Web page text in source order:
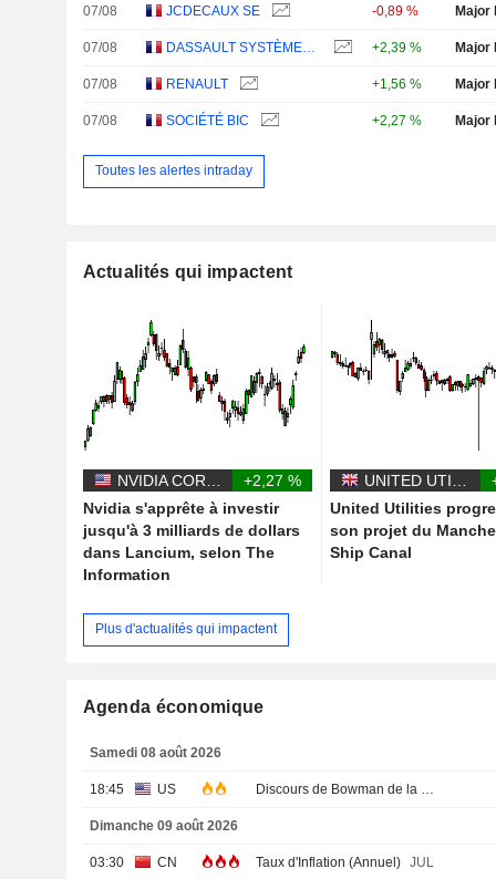
07/08 JCDECAUX SE -0,89 % Major
07/08 +2,39 % Major
07/08 RENAULT +1,56 % Major
07/08 SOCIÉTÉ BIC +2,27 % Major
Toutes les alertes intraday
Actualités qui impactent
+2,27 %
Nvidia s'apprête à investir
jusqu'à 3 milliards de dollars
dans Lancium, selon The
Information
United Utilities
son projet du
Ship Canal
Plus d'actualités qui impactent
Agenda économique
Samedi 08 août 2026
18:45 US Discours de Bowman de la Fed
Dimanche 09 août 2026
03:30 CN Taux d'Inflation (Annuel) JUL